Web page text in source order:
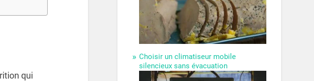
qui
Choisir un climatiseur mobile
silencieux sans évacuation